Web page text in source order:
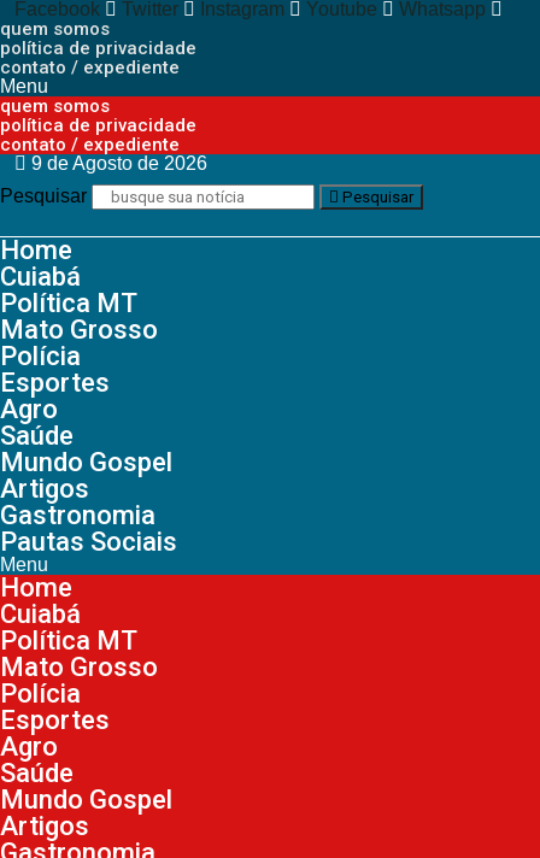
Facebook Twitter Instagram Youtube Whatsapp
quem somos
política de privacidade
contato / expediente
Menu
quem somos
política de privacidade
contato / expediente
9 de Agosto de 2026
Pesquisar
Pesquisar
Home
Cuiabá
Política MT
Mato Grosso
Polícia
Esportes
Agro
Saúde
Mundo Gospel
Artigos
Gastronomia
Pautas Sociais
Menu
Home
Cuiabá
Política MT
Mato Grosso
Polícia
Esportes
Agro
Saúde
Mundo Gospel
Artigos